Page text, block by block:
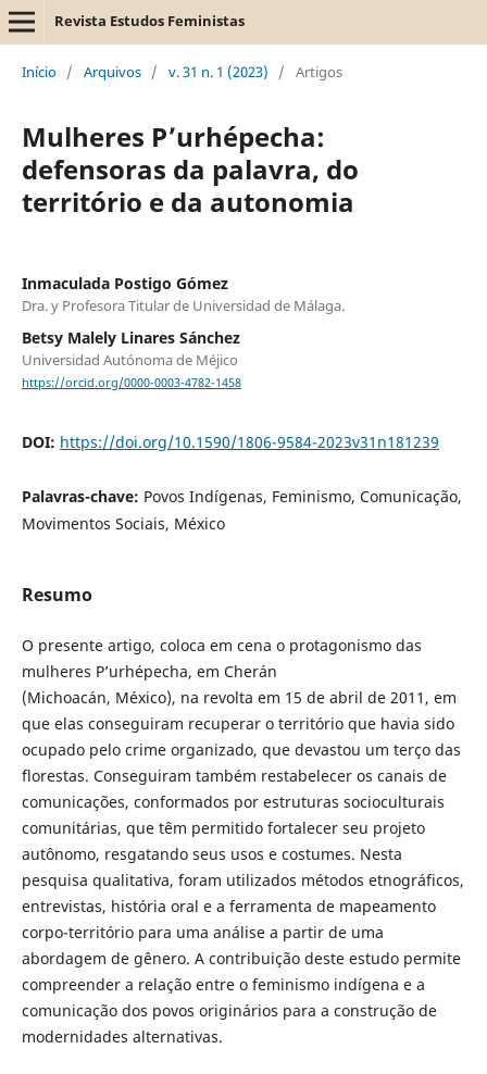
Revista Estudos Feministas
Início / Arquivos / v. 31 n. 1 (2023) / Artigos
Mulheres P’urhépecha:
defensoras da palavra, do
território e da autonomia
Inmaculada Postigo Gómez
Dra. y Profesora Titular de Universidad de Málaga.
Betsy Malely Linares Sánchez
Universidad Autónoma de Méjico
https://orcid.org/0000-0003-4782-1458
DOI: https://doi.org/10.1590/1806-9584-2023v31n181239
Palavras-chave: Povos Indígenas, Feminismo, Comunicação,
Movimentos Sociais, México
Resumo
O presente artigo, coloca em cena o protagonismo das
mulheres P’urhépecha, em Cherán
(Michoacán, México), na revolta em 15 de abril de 2011, em
que elas conseguiram recuperar o território que havia sido
ocupado pelo crime organizado, que devastou um terço das
florestas. Conseguiram também restabelecer os canais de
comunicações, conformados por estruturas socioculturais
comunitárias, que têm permitido fortalecer seu projeto
autônomo, resgatando seus usos e costumes. Nesta
pesquisa qualitativa, foram utilizados métodos etnográficos,
entrevistas, história oral e a ferramenta de mapeamento
corpo-território para uma análise a partir de uma
abordagem de gênero. A contribuição deste estudo permite
compreender a relação entre o feminismo indígena e a
comunicação dos povos originários para a construção de
modernidades alternativas.